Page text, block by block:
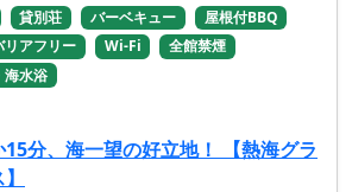
貸別荘 バーベキュー
屋根付BBQ
リアフリー Wi-Fi
全館禁煙
海水浴
分、海一望の好立地！ 【熱海グラ